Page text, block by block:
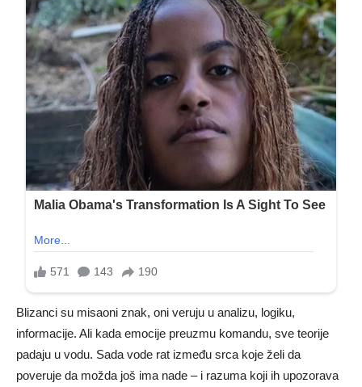
Blizanci su misaoni znak, oni veruju u analizu, logiku,
informacije. Ali kada emocije preuzmu komandu, sve teorije
padaju u vodu. Sada vode rat između srca koje želi da
poveruje da možda još ima nade – i razuma koji ih upozorava